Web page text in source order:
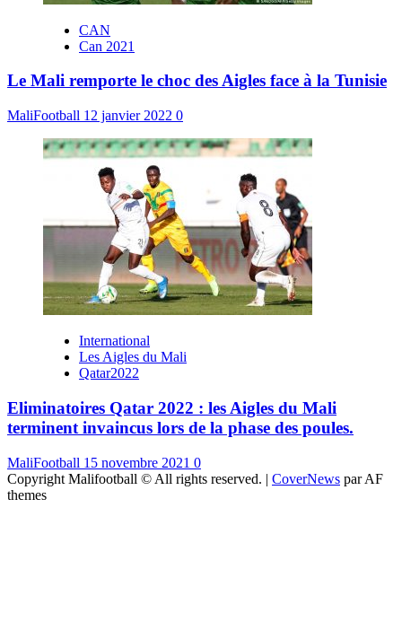
CAN
Can 2021
Le Mali remporte le choc des Aigles face à la Tunisie
MaliFootball 12 janvier 2022 0
International
Les Aigles du Mali
Qatar2022
Eliminatoires Qatar 2022 : les Aigles du Mali
terminent invaincus lors de la phase des poules.
MaliFootball 15 novembre 2021 0
Copyright Malifootball © All rights reserved. | CoverNews par AF
themes